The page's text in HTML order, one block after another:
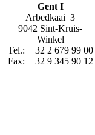
Gent I
Arbedkaai 3
9042 Sint-Kruis-
Winkel
Tel.: + 32 2 679 99 00
Fax: + 32 9 345 90 12